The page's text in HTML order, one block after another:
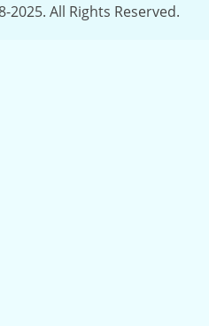
2025. All Rights Reserved.